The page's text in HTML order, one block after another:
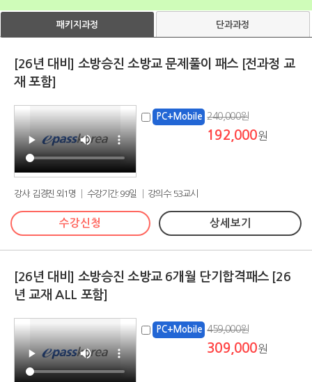
패키지과정 단과과정
[26년 대비] 소방승진 소방교 문제풀이 패스 [전과정 교
재 포함]
PC+Mobile 240,000원
192,000원
강사: 김경진 외1명 │ 수강기간: 99일 │ 강의수: 53교시
수강신청 상세보기
[26년 대비] 소방승진 소방교 6개월 단기합격패스 [26
년 교재 ALL 포함]
PC+Mobile 459,000원
309,000원